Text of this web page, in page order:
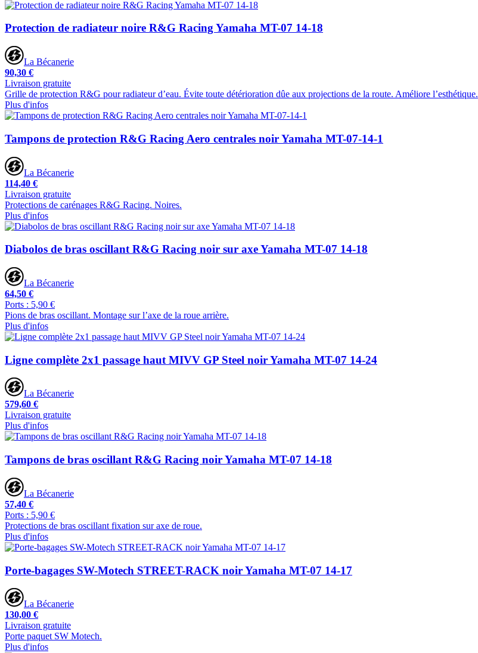
Protection de radiateur noire R&G Racing Yamaha MT-07 14-18
La Bécanerie
90,30 €
Livraison gratuite
Grille de protection R&G pour radiateur d’eau. Évite toute détérioration dûe aux projections de la route. Améliore l’esthétique.
Plus d'infos
Tampons de protection R&G Racing Aero centrales noir Yamaha MT-07-14-1
La Bécanerie
114,40 €
Livraison gratuite
Protections de carénages R&G Racing. Noires.
Plus d'infos
Diabolos de bras oscillant R&G Racing noir sur axe Yamaha MT-07 14-18
La Bécanerie
64,50 €
Ports : 5,90 €
Pions de bras oscillant. Montage sur l’axe de la roue arrière.
Plus d'infos
Ligne complète 2x1 passage haut MIVV GP Steel noir Yamaha MT-07 14-24
La Bécanerie
579,60 €
Livraison gratuite
Plus d'infos
Tampons de bras oscillant R&G Racing noir Yamaha MT-07 14-18
La Bécanerie
57,40 €
Ports : 5,90 €
Protections de bras oscillant fixation sur axe de roue.
Plus d'infos
Porte-bagages SW-Motech STREET-RACK noir Yamaha MT-07 14-17
La Bécanerie
130,00 €
Livraison gratuite
Porte paquet SW Motech.
Plus d'infos